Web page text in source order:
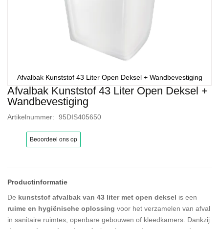
Afvalbak Kunststof 43 Liter Open Deksel +
Wandbevestiging
Artikelnummer 95DIS405650
De kunststof afvalbak van 43 liter met open deksel is een
ruime en hygiënische oplossing voor het verzamelen van afval
in sanitaire ruimtes, openbare gebouwen of kleedkamers. Dankzij
Afvalbak Kunststof 43 Liter Open Deksel + Wandbevestiging
Ga
naar
begin
afbeeldingen-